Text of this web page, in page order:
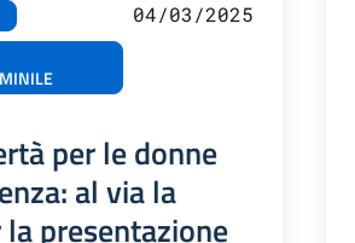
04/03/2025
per le donne
al via la
presentazione